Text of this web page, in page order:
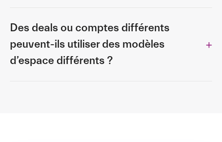
Des deals ou comptes différents
peuvent-ils utiliser des modèles
d’espace différents ?